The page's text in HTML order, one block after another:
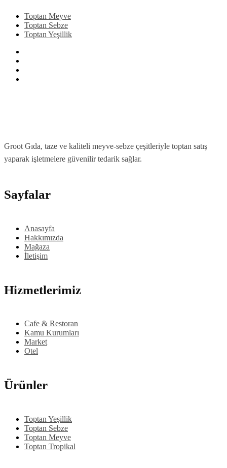
Toptan Meyve
Toptan Sebze
Toptan Yeşillik
Groot Gıda, taze ve kaliteli meyve-sebze çeşitleriyle toptan satış
yaparak işletmelere güvenilir tedarik sağlar.
Sayfalar
Anasayfa
Hakkımızda
Mağaza
İletişim
Hizmetlerimiz
Cafe & Restoran
Kamu Kurumları
Market
Otel
Ürünler
Toptan Yeşillik
Toptan Sebze
Toptan Meyve
Toptan Tropikal